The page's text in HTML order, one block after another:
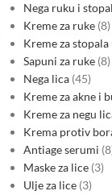
Nega ruku i
Kreme za ruke 8
Kreme za stopala
Sapuni za ruke 8
Nega lica 45
Kreme za akne i
Kreme za negu
Krema protiv
Antiage serumi 8
Maske za lice 3
Ulje za lice 3